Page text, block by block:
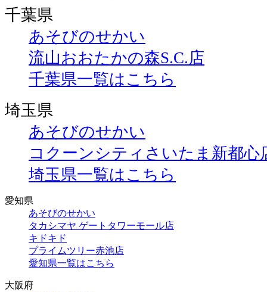
千葉県
あそびのせかい
流山おおたかの森S.C.店
千葉県一覧はこちら
埼玉県
あそびのせかい
コクーンシティさいたま新都心
埼玉県一覧はこちら
愛知県
あそびのせかい
タカシマヤ ゲートタワーモール店
キドキド
プライムツリー赤池店
愛知県一覧はこちら
大阪府